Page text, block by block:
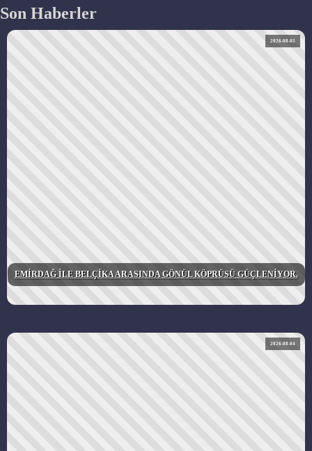
Son Haberler
2026-08-05
EMİRDAĞ İLE BELÇİKA ARASINDA GÖNÜL KÖPRÜSÜ GÜÇLENİYOR.
2026-08-04